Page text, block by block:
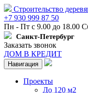
Строительство
+7 930 999 87 50
Пн - Пт с 9.00 до 18.00
Санкт-Петербург
Заказать звонок
ДОМ В КРЕДИТ
Навигация
Проекты
До 120 м2